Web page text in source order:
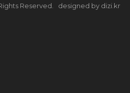
Reserved. designed by dizi.kr